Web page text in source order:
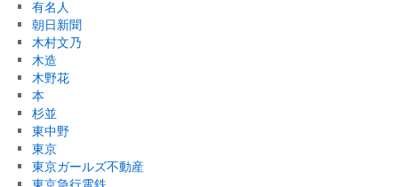
有名人
朝日新聞
木村文乃
木造
木野花
本
杉並
東中野
東京
東京ガールズ不動産